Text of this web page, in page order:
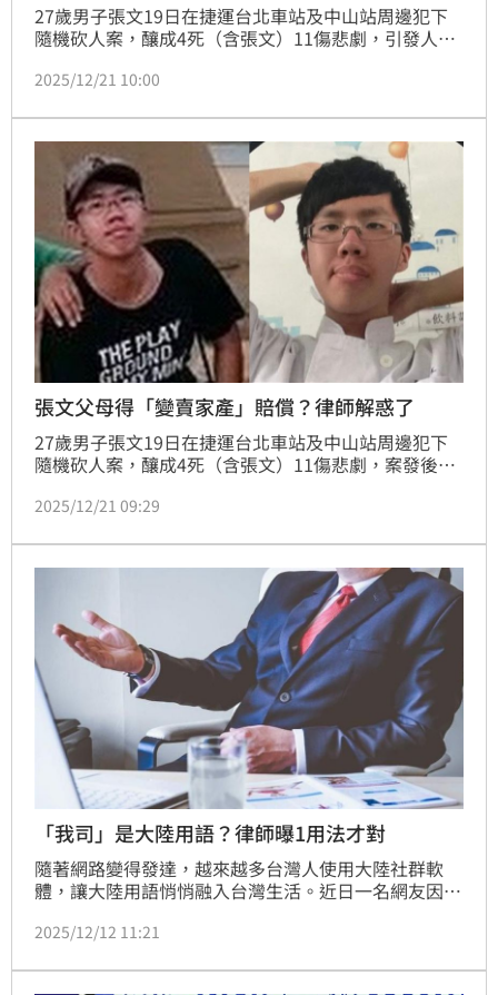
27歲男子張文19日在捷運台北車站及中山站周邊犯下
隨機砍人案，釀成4死（含張文）11傷悲劇，引發人心
頤分享2招應對，強調「只有能活下來才有機會考慮後
2025/12/21 10:00
張文父母得「變賣家產」賠償？律師解惑了
27歲男子張文19日在捷運台北車站及中山站周邊犯下
隨機砍人案，釀成4死（含張文）11傷悲劇，案發後張
友詢問，張文的父母是否需要變賣家產去賠償受害者家
2025/12/21 09:29
「我司」是大陸用語？律師曝1用法才對
隨著網路變得發達，越來越多台灣人使用大陸社群軟
體，讓大陸用語悄悄融入台灣生活。近日一名網友因為
司」，掀起兩派討論，有人認同表示，「我司是大陸用
此，律師顏紘頤曾解釋真實用法。
2025/12/12 11:21